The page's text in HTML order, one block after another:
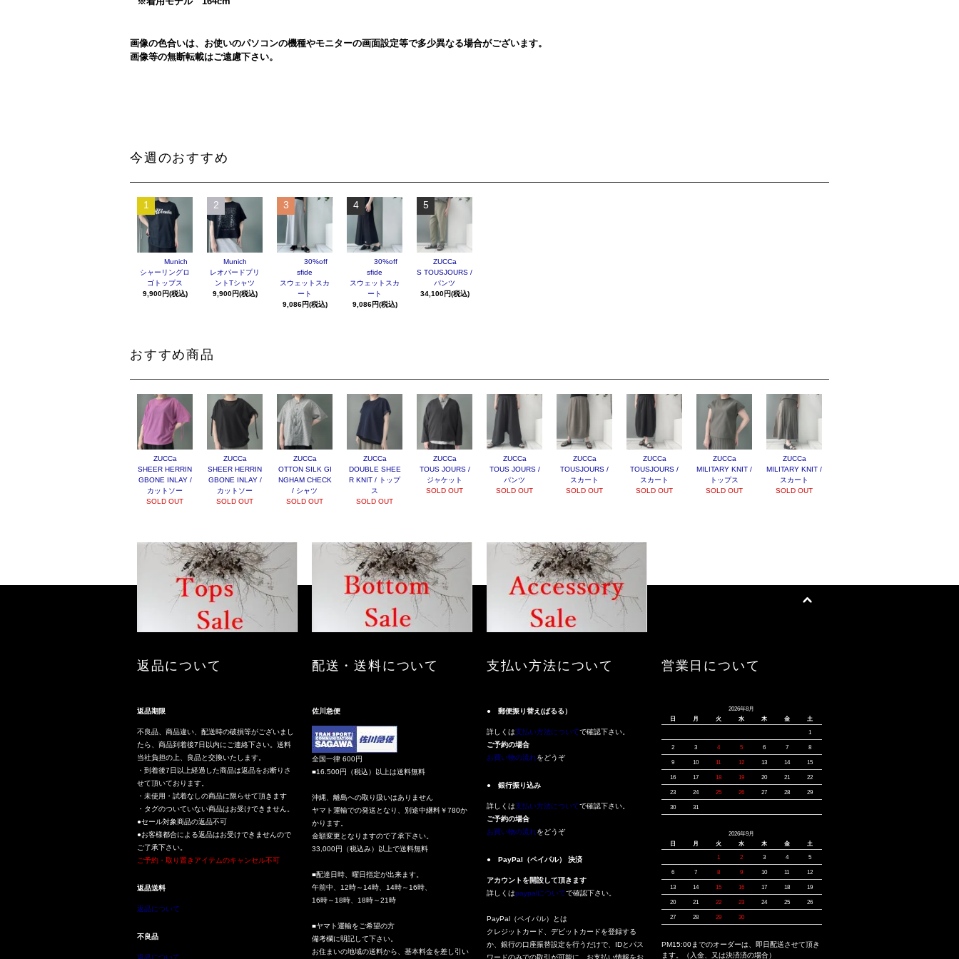
画像の色合いは、お使いのパソコンの機種やモニターの画面設定等で多少異なる場合がございます。
画像等の無断転載はご遠慮下さい。
今週のおすすめ
1
Munich
シャーリングロ
ゴトップス
9,900円(税込)
2
Munich
レオパードプリ
ントTシャツ
9,900円(税込)
3
30%off
sfide
スウェットスカ
ート
9,086円(税込)
4
30%off
sfide
スウェットスカ
ート
9,086円(税込)
5
ZUCCa
S TOUSJOURS /
パンツ
34,100円(税込)
おすすめ商品
ZUCCa
SHEER HERRIN
GBONE INLAY /
カットソー
SOLD OUT
ZUCCa
SHEER HERRIN
GBONE INLAY /
カットソー
SOLD OUT
ZUCCa
OTTON SILK GI
NGHAM CHECK
/ シャツ
SOLD OUT
ZUCCa
DOUBLE SHEE
R KNIT / トップ
ス
SOLD OUT
ZUCCa
TOUS JOURS /
ジャケット
SOLD OUT
ZUCCa
TOUS JOURS /
パンツ
SOLD OUT
ZUCCa
TOUSJOURS /
スカート
SOLD OUT
ZUCCa
TOUSJOURS /
スカート
SOLD OUT
ZUCCa
MILITARY KNIT /
トップス
SOLD OUT
ZUCCa
MILITARY KNIT /
スカート
SOLD OUT
返品について
返品期限
不良品、商品違い、配送時の破損等がございまし
たら、商品到着後7日以内にご連絡下さい。送料
当社負担の上、良品と交換いたします。
・到着後7日以上経過した商品は返品をお断りさ
せて頂いております。
・未使用・試着なしの商品に限らせて頂きます
・タグのついていない商品はお受けできません。
●セール対象商品の返品不可
●お客様都合による返品はお受けできませんので
ご了承下さい。
ご予約・取り置きアイテムのキャンセル不可
返品送料
返品について
不良品
返品について
配送・送料について
佐川急便
全国一律 600円
■16.500円（税込）以上は送料無料
沖縄、離島への取り扱いはありません
ヤマト運輸での発送となり、別途中継料￥780か
かります。
金額変更となりますので了承下さい。
33,000円（税込み）以上で送料無料
■配達日時、曜日指定が出来ます。
午前中、12時～14時、14時～16時、
16時～18時、18時～21時
■ヤマト運輸をご希望の方
備考欄に明記して下さい。
お住まいの地域の送料から、基本料金を差し引い
支払い方法について
● 郵便振り替え(ぱるる）
詳しくは支払い方法についてで確認下さい。
ご予約の場合
お買い物の流れ をどうぞ
● 銀行振り込み
詳しくは支払い方法についてで確認下さい。
ご予約の場合
お買い物の流れ をどうぞ
● PayPal（ペイパル） 決済
アカウントを開設して頂きます
詳しくはpaypalについてで確認下さい。
PayPal（ペイパル）とは
クレジットカード、デビットカードを登録する
か、銀行の口座振替設定を行うだけで、IDとパス
ワードのみでの取引が可能に。お支払い情報をお
営業日について
2026年8月
日
月 火 水 木 金
土
1
2 3 4 5 6 7 8
9 10 11 12 13 14 15
16 17 18 19 20 21 22
23 24 25 26 27 28 29
30 31
2026年9月
日
月 火 水 木 金
土
1
2 3 4 5
6 7 8 9 10 11 12
13 14 15 16 17 18 19
20 21 22 23 24 25 26
27 28 29 30
PM15:00までのオーダーは、即日配送させて頂き
ます。（入金、又は決済済の場合）